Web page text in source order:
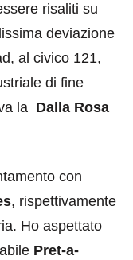
risaliti su
deviazione
al civico 121,
di fine
la Dalla Rosa
con
, rispettivamente
Ho aspettato
Pret-a-